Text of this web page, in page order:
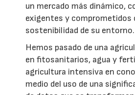
un mercado más dinámico,
exigentes y comprometidos
sostenibilidad de su entorno.
Hemos pasado de una
en fitosanitarios, agua y
agricultura intensiva en
medio del uso de una